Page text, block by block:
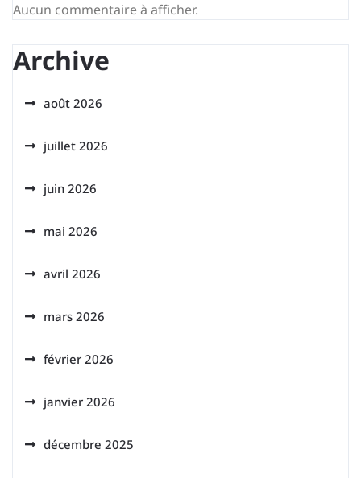
Aucun commentaire à afficher.
Archive
août 2026
juillet 2026
juin 2026
mai 2026
avril 2026
mars 2026
février 2026
janvier 2026
décembre 2025